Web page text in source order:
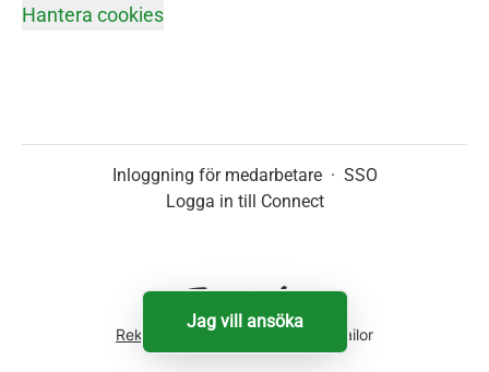
Jag vill ansöka
Hantera cookies
Inloggning för medarbetare · SSO
Logga in till Connect
Rekryteringsverktyg från Teamtailor